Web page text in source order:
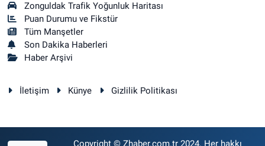
Zonguldak Trafik Yoğunluk Haritası
Puan Durumu ve Fikstür
Tüm Manşetler
Son Dakika Haberleri
Haber Arşivi
İletişim Künye Gizlilik Politikası
Copyright © Zhaber.com.tr 2024. Her hakkı